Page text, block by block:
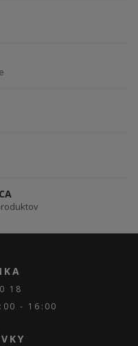
18
- 16:00